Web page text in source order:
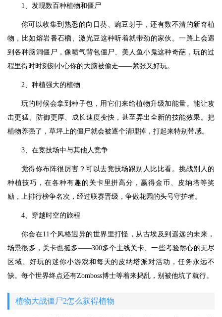
1、发现数百种植物和僵尸
你可以收集到熟悉的向日葵、豌豆射手，还有数不清的新奇植
物，比如熔岩番石榴、激光豆这种听着就带劲的家伙。一路上会遇
到各种脑洞僵尸，像喷气背包僵尸、美人鱼小鬼这种奇葩，玩的过
程里得时时刻刻小心你的大脑被偷走——紧张又好玩。
2、种植强大的植物
玩的时候会拿到种子包，用它们来给植物升级加能量。能让攻
击更猛、防御更厚、成长速度变快，甚至弄出全新的技能效果。把
植物养强了，草坪上的僵尸就会被逐个清理掉，打起来特别带感。
3、在竞技场中与其他人竞争
觉得你布阵很厉害？可以去竞技场跟别人比比看。挑战别人的
种植技巧，在各种有趣的关卡里拼高分，赢得金币、皮纳塔等奖
励，上排行榜争名次，经过联赛晋级，争做花园的头号守护者。
4、穿越时空的旅程
你会在11个风格迥异的世界里打怪，从古埃及到遥远的未来，
场景很多，关卡也挺多——300多个主线关卡、一些考验耐心的无尽
区域、好玩的迷你小游戏和每天的皮纳塔派对活动，任务永远不
缺。每个世界终点还有Zomboss博士等着来捣乱，别被他坑了就行。
植物大战僵尸2怎么获得植物